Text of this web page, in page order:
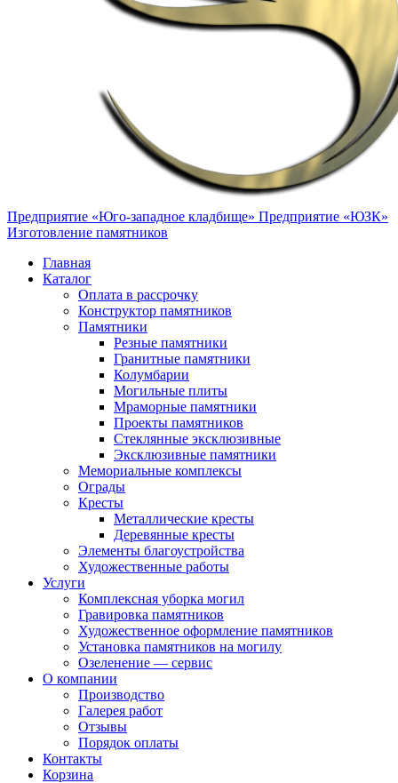
Предприятие «Юго-западное кладбище» Предприятие «ЮЗК»
Изготовление памятников
Главная
Каталог
Оплата в рассрочку
Конструктор памятников
Памятники
Резные памятники
Гранитные памятники
Колумбарии
Могильные плиты
Мраморные памятники
Проекты памятников
Стеклянные эксклюзивные
Эксклюзивные памятники
Мемориальные комплексы
Ограды
Кресты
Металлические кресты
Деревянные кресты
Элементы благоустройства
Художественные работы
Услуги
Комплексная уборка могил
Гравировка памятников
Художественное оформление памятников
Установка памятников на могилу
Озеленение — сервис
О компании
Производство
Галерея работ
Отзывы
Порядок оплаты
Контакты
Корзина